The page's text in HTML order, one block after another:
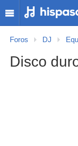
Foros DJ
Disco